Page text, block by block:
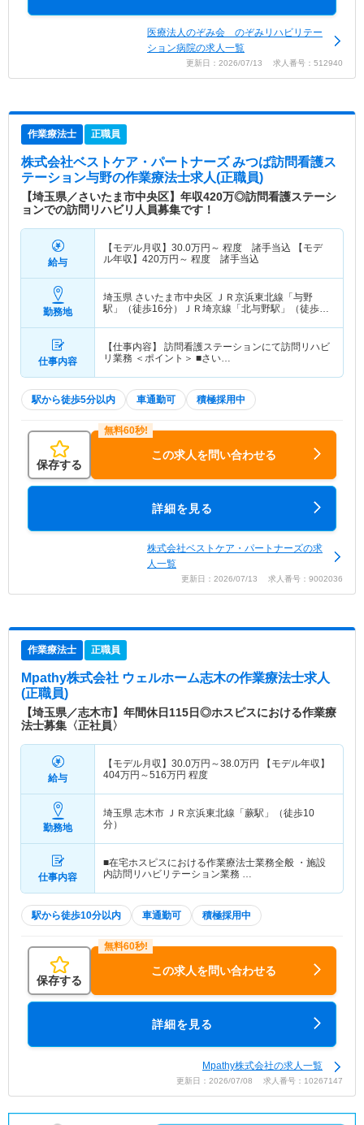
医療法人のぞみ会 のぞみリハビリテー
ション病院の求人一覧
更新日：2026/07/13 求人番号：512940
作業療法士 正職員
株式会社ベストケア・パートナーズ みつば訪問看護ス
テーション与野の作業療法士求人(正職員)
【埼玉県／さいたま市中央区】年収420万◎訪問看護ステーシ
ョンでの訪問リハビリ人員募集です！
給与
【モデル月収】 30.0万円～ 程度 諸手当込 【モデ
ル年収】 420万円～ 程度 諸手当込
勤務地
埼玉県 さいたま市中央区
ＪＲ京浜東北線「与野
駅」（徒歩16分）ＪＲ埼京線「北与野駅」（徒歩
仕事内容
【仕事内容】 訪問看護ステーションにて訪問リハビ
リ業務 ＜ポイント＞ ■さい…
駅から徒歩5分以内 車通勤可 積極採用中
保存する
この求人を問い合わせる
詳細を見る
株式会社ベストケア・パートナーズの求
人一覧
更新日：2026/07/13 求人番号：9002036
作業療法士 正職員
Mpathy株式会社 ウェルホーム志木の作業療法士求人
(正職員)
【埼玉県／志木市】年間休日115日◎ホスピスにおける作業療
法士募集〈正社員〉
給与
【モデル月収】 30.0万円～38.0万円 【モデル年収】
404万円～516万円 程度
勤務地
埼玉県 志木市
ＪＲ京浜東北線「蕨駅」（徒歩10
分）
仕事内容
■在宅ホスピスにおける作業療法士業務全般 ・施設
内訪問リハビリテーション業務 …
駅から徒歩10分以内 車通勤可 積極採用中
保存する
この求人を問い合わせる
詳細を見る
Mpathy株式会社の求人一覧
更新日：2026/07/08 求人番号：10267147